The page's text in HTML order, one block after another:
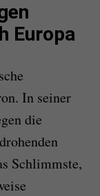
Europa
In seiner
die
Schlimmste,